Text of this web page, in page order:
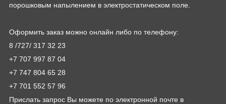
порошковым напылением в электростатическом поле.
Оформить заказ можно онлайн либо по телефону:
8 /727/ 317 32 23
+7 707 997 87 04
+7 747 804 65 28
+7 701 552 57 96
Прислать запрос Вы можете по электронной почте в